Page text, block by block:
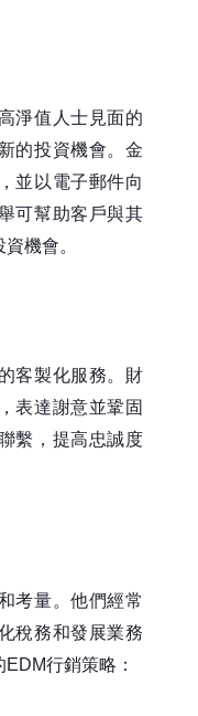
淨值人士見面的
的投資機會。金
並以電子郵件向
可幫助客戶與其
機會。
客製化服務。財
表達謝意並鞏固
繫，提高忠誠度
考量。他們經常
稅務和發展業務
行銷策略：